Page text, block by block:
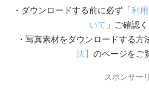
・ダウンロードする前に必ず「利
いて 」ご確認
・写真素材をダウンロードする方
法】 のページをご
スポンサー